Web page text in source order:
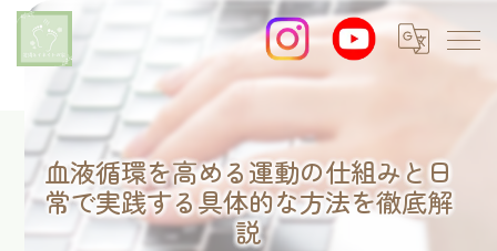
血液循環を高める運動の仕組みと日
常で実践する具体的な方法を徹底解
説